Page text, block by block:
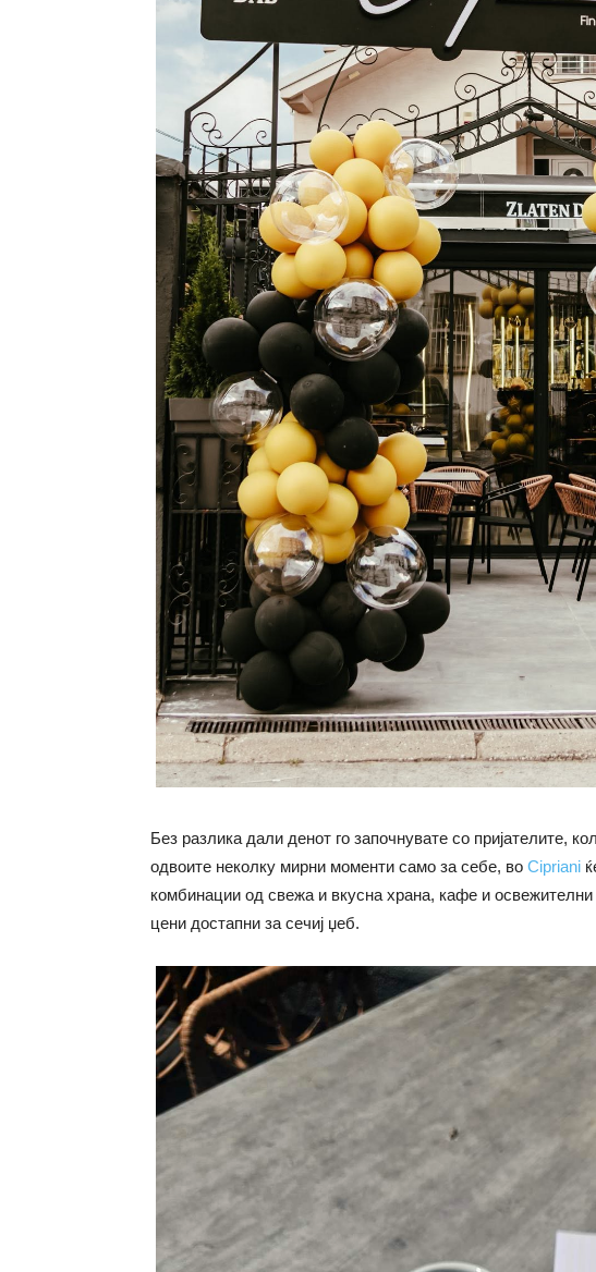
Без разлика дали денот го започнувате со пријателите,
одвоите неколку мирни моменти само за себе, во Cipriani
комбинации од свежа и вкусна храна, кафе и освежителни
цени достапни за сечиј џеб.